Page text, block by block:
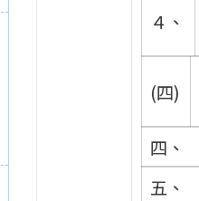
４、
(四)
四、
五、